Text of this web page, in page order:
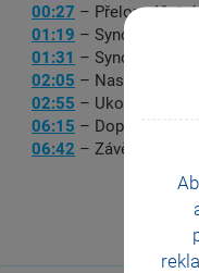
00:27 – Přelom
01:19 –
01:31 – Synchronizaci
02:05 – Nastavení
02:55 – Ukončení
06:15 – Doporučení
06:42 – Závěr